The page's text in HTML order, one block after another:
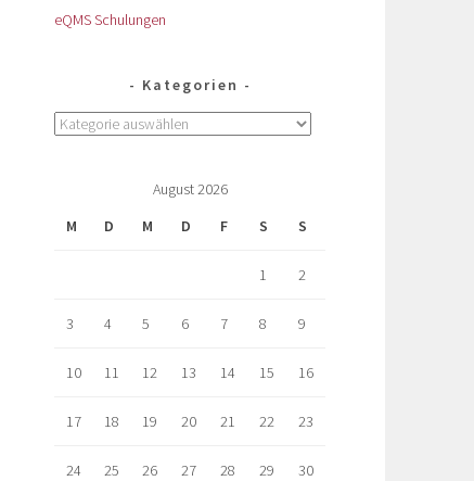
eQMS Schulungen
Kategorien
August 2026
M
D M D F S S
1 2
3 4 5 6 7 8 9
10 11 12 13 14 15 16
17 18 19 20 21 22 23
24 25 26 27 28 29 30